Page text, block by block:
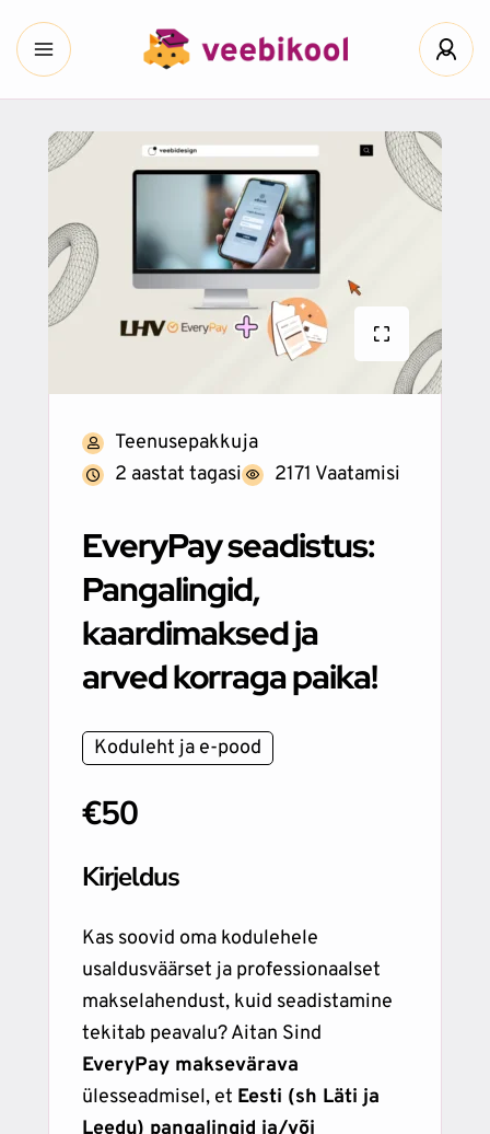
Teenusepakkuja
2 aastat tagasi
2171 Vaatamisi
EveryPay seadistus:
Pangalingid,
kaardimaksed ja
arved korraga paika!
Koduleht ja e-pood
€50
Kirjeldus
Kas soovid oma kodulehele
usaldusväärset ja professionaalset
makselahendust, kuid seadistamine
tekitab peavalu? Aitan Sind
EveryPay maksevärava
ülesseadmisel, et Eesti (sh Läti ja